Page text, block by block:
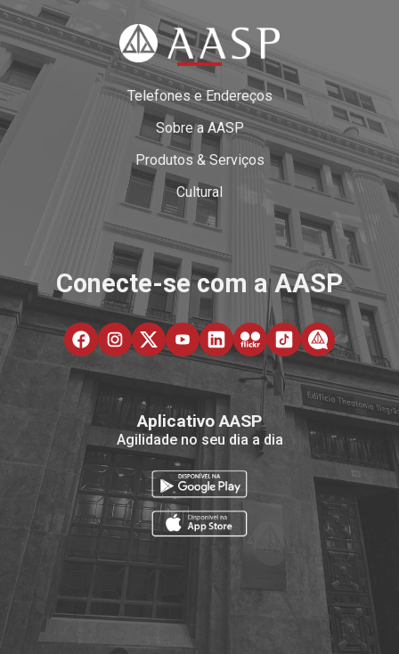
Telefones e Endereços
Sobre a AASP
Produtos & Serviços
Cultural
Conecte-se com a AASP
Aplicativo AASP
Agilidade no seu dia a dia